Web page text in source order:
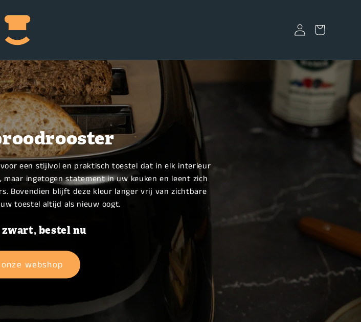
InloggenWinkelwagen
een stijlvol en praktisch toestel dat in elk interieur
ingetogen statement in uw keuken en leent zich
Bovendien blijft deze kleur langer vrij van zichtbare
toestel altijd als nieuw oogt.
bestel nu
webshop